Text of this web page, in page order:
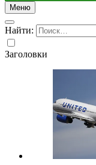
Меню
Найти:
Заголовки